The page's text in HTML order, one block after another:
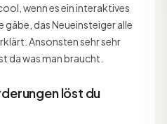
wenn es ein interaktives
gäbe, das Neueinsteiger alle
Ansonsten sehr sehr
da was man braucht.
löst du